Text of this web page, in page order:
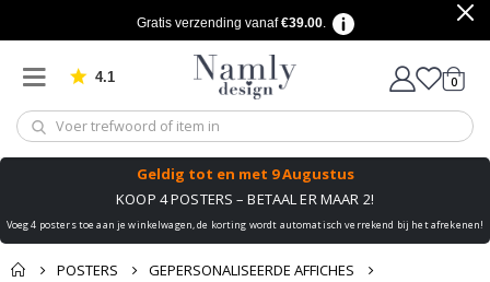
Gratis verzending vanaf€39.00.
4.1 Gebaseerd op 1023 beoordelingen 0
Geldig tot en met 9 Augustus
KOOP 4 POSTERS – BETAAL ER MAAR 2!
Voeg 4 posters toe aan je winkelwagen, de korting wordt automatisch verrekend bij het afrekenen!
POSTERS
GEPERSONALISEERDE AFFICHES